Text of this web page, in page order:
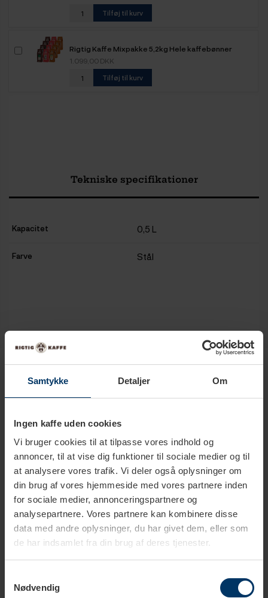
Samtykke Detaljer Om
Ingen kaffe uden cookies
Vi bruger cookies til at tilpasse vores indhold og
annoncer, til at vise dig funktioner til sociale medier og til
at analysere vores trafik. Vi deler også oplysninger om
din brug af vores hjemmeside med vores partnere inden
for sociale medier, annonceringspartnere og
analysepartnere. Vores partnere kan kombinere disse
data med andre oplysninger, du har givet dem, eller som
de har indsamlet fra din brug af deres tjenester.
Nødvendig
Tilføj til kurv
Rigtig Kaffe Mixpakke 5,2kg Hele kaffebønner
1.099,00 DKK
Tilføj til kurv
Tekniske specifikationer
Kapacitet 0,5 L
Farve Stål
Produkter i samme kategori
1-2 hverdage 1-2 hverdage
Termoflaske 0,5 L Rose